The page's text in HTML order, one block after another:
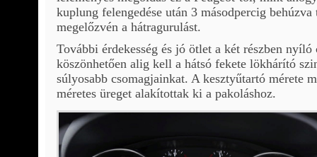
kuplung felengedése után 3 másodpercig
megelőzvén a hátragurulást.
További érdekesség és jó ötlet a két részben
köszönhetően alig kell a hátsó fekete lökhárító
súlyosabb csomagjainkat. A kesztyűtartó mérete
méretes üreget alakítottak ki a pakoláshoz.